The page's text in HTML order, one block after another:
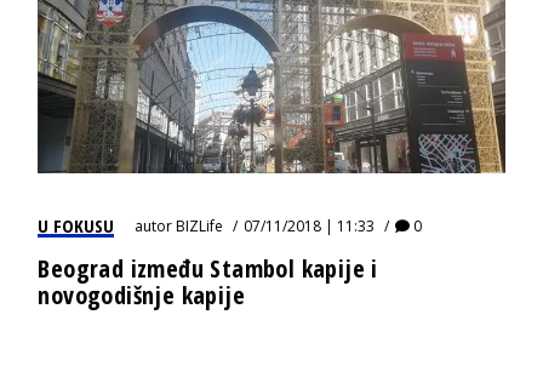
U FOKUSU autorBIZLife 07/11/2018 | 11:33 0
Beograd između Stambol kapije i
novogodišnje kapije